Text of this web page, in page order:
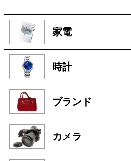
家電
時計
ブランド
カメラ